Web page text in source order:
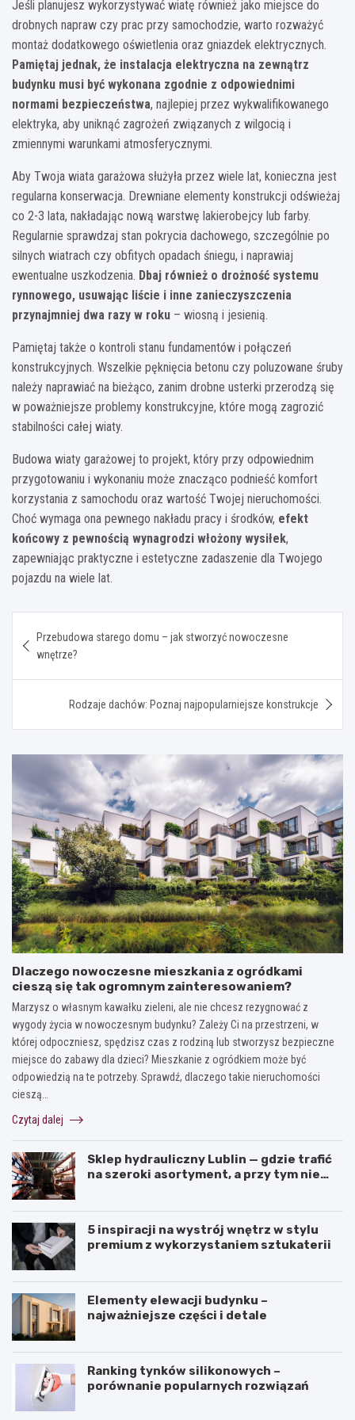
Jeśli planujesz wykorzystywać wiatę również jako miejsce do
drobnych napraw czy prac przy samochodzie, warto rozważyć
montaż dodatkowego oświetlenia oraz gniazdek elektrycznych.
Pamiętaj jednak, że instalacja elektryczna na zewnątrz
budynku musi być wykonana zgodnie z odpowiednimi
normami bezpieczeństwa, najlepiej przez wykwalifikowanego
elektryka, aby uniknąć zagrożeń związanych z wilgocią i
zmiennymi warunkami atmosferycznymi.
Aby Twoja wiata garażowa służyła przez wiele lat, konieczna jest
regularna konserwacja. Drewniane elementy konstrukcji odświeżaj
co 2-3 lata, nakładając nową warstwę lakierobejcy lub farby.
Regularnie sprawdzaj stan pokrycia dachowego, szczególnie po
silnych wiatrach czy obfitych opadach śniegu, i naprawiaj
ewentualne uszkodzenia. Dbaj również o drożność systemu
rynnowego, usuwając liście i inne zanieczyszczenia
przynajmniej dwa razy w roku – wiosną i jesienią.
Pamiętaj także o kontroli stanu fundamentów i połączeń
konstrukcyjnych. Wszelkie pęknięcia betonu czy poluzowane śruby
należy naprawiać na bieżąco, zanim drobne usterki przerodzą się
w poważniejsze problemy konstrukcyjne, które mogą zagrozić
stabilności całej wiaty.
Budowa wiaty garażowej to projekt, który przy odpowiednim
przygotowaniu i wykonaniu może znacząco podnieść komfort
korzystania z samochodu oraz wartość Twojej nieruchomości.
Choć wymaga ona pewnego nakładu pracy i środków, efekt
końcowy z pewnością wynagrodzi włożony wysiłek,
zapewniając praktyczne i estetyczne zadaszenie dla Twojego
pojazdu na wiele lat.
wpisu
Przebudowa starego domu – jak stworzyć nowoczesne
wnętrze?
Rodzaje dachów: Poznaj najpopularniejsze konstrukcje
Dlaczego nowoczesne mieszkania z ogródkami
cieszą się tak ogromnym zainteresowaniem?
Marzysz o własnym kawałku zieleni, ale nie chcesz rezygnować z
wygody życia w nowoczesnym budynku? Zależy Ci na przestrzeni, w
której odpoczniesz, spędzisz czas z rodziną lub stworzysz bezpieczne
miejsce do zabawy dla dzieci? Mieszkanie z ogródkiem może być
odpowiedzią na te potrzeby. Sprawdź, dlaczego takie nieruchomości
cieszą…
Czytaj dalej
Sklep hydrauliczny Lublin — gdzie trafić
na szeroki asortyment, a przy tym nie
5 inspiracji na wystrój wnętrz w stylu
premium z wykorzystaniem sztukaterii
Elementy elewacji budynku –
najważniejsze części i detale
Ranking tynków silikonowych –
porównanie popularnych rozwiązań
J
K